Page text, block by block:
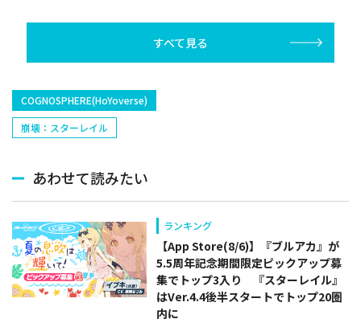
すべて見る
COGNOSPHERE(HoYoverse)
崩壊：スターレイル
あわせて読みたい
ランキング
【App Store(8/6)】『ブルアカ』が
5.5周年記念期間限定ピックアップ募
集でトップ3入り 『スターレイル』
はVer.4.4後半スタートでトップ20圏
内に